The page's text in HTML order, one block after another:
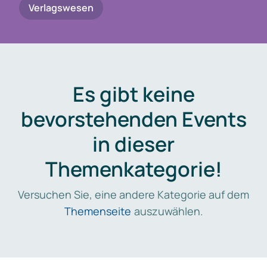
Verlagswesen
Es gibt keine
bevorstehenden Events
in dieser
Themenkategorie!
Versuchen Sie, eine andere Kategorie auf dem
Themenseite auszuwählen.